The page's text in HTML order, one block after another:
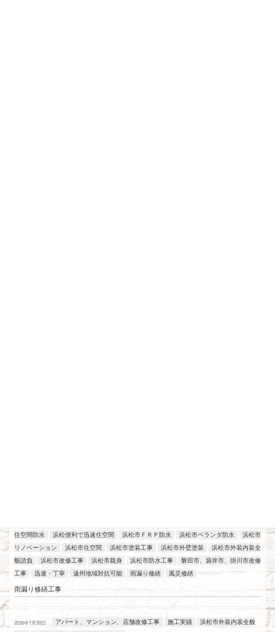
住空間防水
浜松便利で迅速住空間 浜松市ＦＲＰ防水 浜松市ベランダ防水
浜松市
リノベーション
浜松市住空間 浜松市塗装工事 浜松市外壁塗装
浜松市外装内装全
般請負
浜松市改修工事 浜松市親身 浜松市防水工事
磐田市、袋井市、掛川市改修
工事
迅速・丁寧 遠州地域対抗可能 雨漏り修繕 風災修繕
雨漏り修繕工事
2026年7月20日 アパート、マンション、店舗改修工事 施工実績
浜松市外装内装全般